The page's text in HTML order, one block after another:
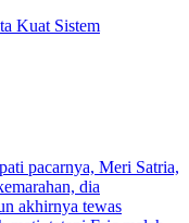
Kuat Sistem
pacarnya, Meri Satria,
dia
akhirnya tewas